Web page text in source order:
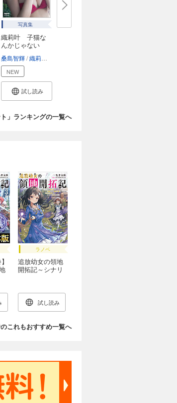
写真集
織莉叶 子猫な
んかじゃない
桑島智輝 織莉叶（#Mooove!）
NEW
試し読み
ト」ランキングの一覧へ
ラノベ
追放幼女の領地
開拓記～シナリ
が民のためにや
りたい放題した
結果がこちらで
限定書き下ろし
SS付き】
試し読み
これもおすすめ一覧へ